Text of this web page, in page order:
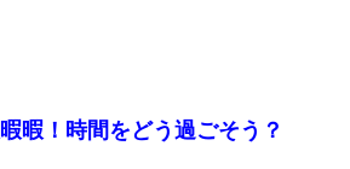
暇！ 時間をどう過ごそう？